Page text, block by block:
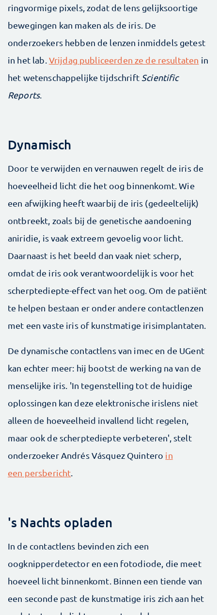
ringvormige pixels, zodat de lens gelijksoortige
bewegingen kan maken als de iris. De
onderzoekers hebben de lenzen inmiddels getest
in het lab. Vrijdag publiceerden ze de resultaten in
het wetenschappelijke tijdschrift Scientific
Reports.
Dynamisch
Door te verwijden en vernauwen regelt de iris de
hoeveelheid licht die het oog binnenkomt. Wie
een afwijking heeft waarbij de iris (gedeeltelijk)
ontbreekt, zoals bij de genetische aandoening
aniridie, is vaak extreem gevoelig voor licht.
Daarnaast is het beeld dan vaak niet scherp,
omdat de iris ook verantwoordelijk is voor het
scherptediepte-effect van het oog. Om de patiënt
te helpen bestaan er onder andere contactlenzen
met een vaste iris of kunstmatige irisimplantaten.
De dynamische contactlens van imec en de UGent
kan echter meer: hij bootst de werking na van de
menselijke iris. 'In tegenstelling tot de huidige
oplossingen kan deze elektronische irislens niet
alleen de hoeveelheid invallend licht regelen,
maar ook de scherptediepte verbeteren', stelt
onderzoeker Andrés Vásquez Quintero in
een persbericht
's Nachts opladen
In de contactlens bevinden zich een
oogknipperdetector en een fotodiode, die meet
hoeveel licht binnenkomt. Binnen een tiende van
een seconde past de kunstmatige iris zich aan het